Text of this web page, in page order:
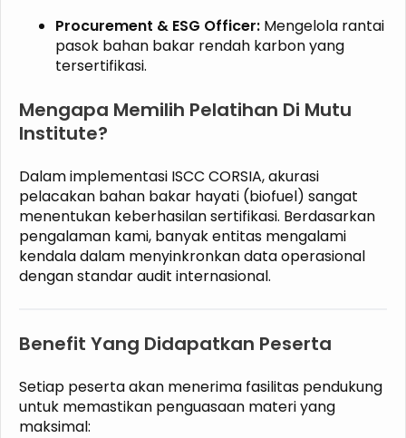
Procurement & ESG Officer: Mengelola rantai
pasok bahan bakar rendah karbon yang
tersertifikasi.
Mengapa Memilih Pelatihan Di Mutu
Institute?
Dalam implementasi ISCC CORSIA, akurasi
pelacakan bahan bakar hayati (biofuel) sangat
menentukan keberhasilan sertifikasi. Berdasarkan
pengalaman kami, banyak entitas mengalami
kendala dalam menyinkronkan data operasional
dengan standar audit internasional.
Benefit Yang Didapatkan Peserta
Setiap peserta akan menerima fasilitas pendukung
untuk memastikan penguasaan materi yang
maksimal: